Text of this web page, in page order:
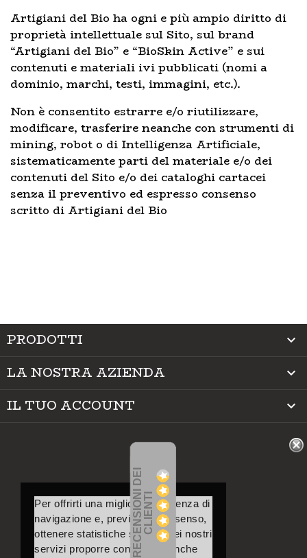
Per offrirti una migliore esperienza di
navigazione e, previo tuo consenso,
ottenere statistiche sull’uso dei nostri
servizi proporre contenuti – anche
Artigiani del Bio ha ogni e più ampio diritto di
proprietà intellettuale sul Sito, sul brand
“Artigiani del Bio” e “BioSkin Active” e sui
contenuti e materiali ivi pubblicati (nomi a
dominio, marchi, testi, immagini, etc.).
Non è consentito estrarre e/o riutilizzare,
modificare, trasferire neanche con strumenti di
mining, robot o di Intelligenza Artificiale,
sistematicamente parti del materiale e/o dei
contenuti del Sito e/o dei cataloghi cartacei
senza il preventivo ed espresso consenso
scritto di Artigiani del Bio
PRODOTTI 
LA NOSTRA AZIENDA 
IL TUO ACCOUNT 
R
E
C
E
N
S
I
ON
I
D
E
I
C
L
I
E
N
TI